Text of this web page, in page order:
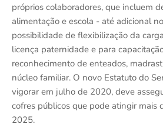
próprios colaboradores, que incluem
alimentação e escola - até adicional
possibilidade de flexibilização da
licença paternidade e para
reconhecimento de enteados,
núcleo familiar. O novo Estatuto do
vigorar em julho de 2020, deve
cofres públicos que pode atingir mais
2025.